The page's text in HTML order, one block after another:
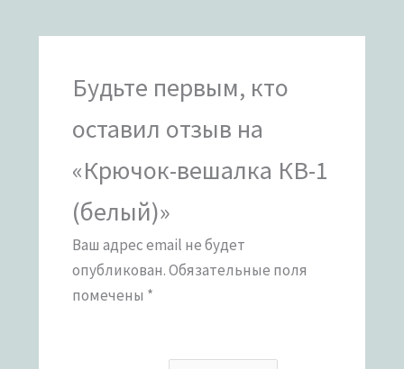
Будьте первым, кто
оставил отзыв на
«Крючок-вешалка КВ-1
(белый)»
Ваш адрес email не будет
опубликован.Обязательные поля
помечены *